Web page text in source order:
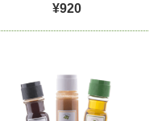
¥920